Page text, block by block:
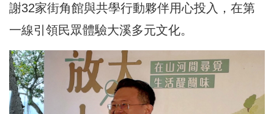
謝32家街角館與共學行動夥伴用心投入，在第
一線引領民眾體驗大溪多元文化。